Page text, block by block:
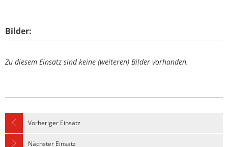
Bilder:
Zu diesem Einsatz sind keine (weiteren) Bilder vorhanden.
Vorheriger Einsatz
Nächster Einsatz